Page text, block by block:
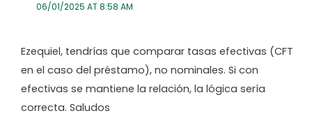
06/01/2025 AT 8:58 AM
Ezequiel, tendrías que comparar tasas efectivas (CFT
en el caso del préstamo), no nominales. Si con
efectivas se mantiene la relación, la lógica sería
correcta. Saludos